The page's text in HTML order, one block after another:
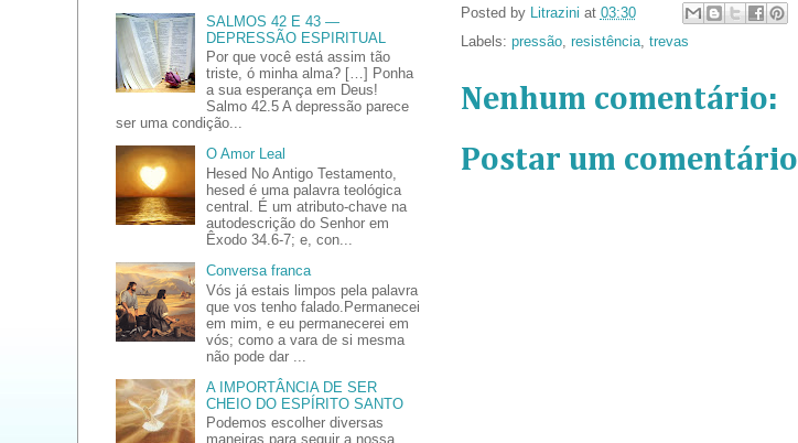
Posted by Litrazini at 03:30
Labels: pressão, resistência, trevas
Nenhum comentário:
Postar um comentário
SALMOS 42 E 43 —
DEPRESSÃO ESPIRITUAL
Por que você está assim tão
triste, ó minha alma? […] Ponha
a sua esperança em Deus!
Salmo 42.5 A depressão parece
ser uma condição...
O Amor Leal
Hesed No Antigo Testamento,
hesed é uma palavra teológica
central. É um atributo-chave na
autodescrição do Senhor em
Êxodo 34.6-7; e, con...
Conversa franca
Vós já estais limpos pela palavra
que vos tenho falado.Permanecei
em mim, e eu permanecerei em
vós; como a vara de si mesma
não pode dar ...
A IMPORTÂNCIA DE SER
CHEIO DO ESPÍRITO SANTO
Podemos escolher diversas
maneiras para seguir a nossa